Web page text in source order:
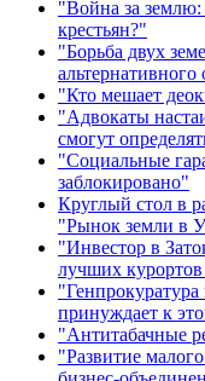
"Война за землю:
крестьян?"
"Борьба двух
"Кто мешает
"Адвокаты
смогут
"Социальные
заблокировано"
Круглый стол в
"Рынок земли в
"Инвестор в
лучших
принуждает к
"Антитабачные
"Развитие